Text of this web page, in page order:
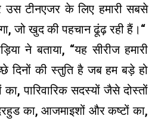
उस टीनएजर के लिए हमारी सबसे
जो खुद की पहचान ढूंढ़ रही हैं।“
ने बताया, “यह सीरीज हमारी
दिनों की स्तुति है जब हम बड़े हो
पारिवारिक सदस्यों जैसे दोस्तों
का, आजमाइशों और कष्टों का,